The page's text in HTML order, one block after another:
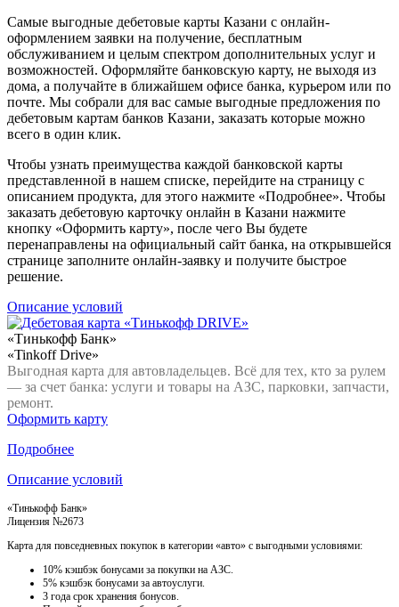
Самые выгодные дебетовые карты Казани с онлайн-
оформлением заявки на получение, бесплатным
обслуживанием и целым спектром дополнительных услуг и
возможностей. Оформляйте банковскую карту, не выходя из
дома, а получайте в ближайшем офисе банка, курьером или по
почте. Мы собрали для вас самые выгодные предложения по
дебетовым картам банков Казани, заказать которые можно
всего в один клик.
Чтобы узнать преимущества каждой банковской карты
представленной в нашем списке, перейдите на страницу с
описанием продукта, для этого нажмите «Подробнее». Чтобы
заказать дебетовую карточку онлайн в Казани нажмите
кнопку «Оформить карту», после чего Вы будете
перенаправлены на официальный сайт банка, на открывшейся
странице заполните онлайн-заявку и получите быстрое
решение.
Описание условий
«Тинькофф Банк»
«Tinkoff Drive»
Выгодная карта для автовладельцев. Всё для тех, кто за рулем
— за счет банка: услуги и товары на АЗС, парковки, запчасти,
ремонт.
Оформить карту
Подробнее
Описание условий
«Тинькофф Банк»
Лицензия №2673
Карта для повседневных покупок в категории «авто» с выгодными условиями:
10% кэшбэк бонусами за покупки на АЗС.
5% кэшбэк бонусами за автоуслуги.
3 года срок хранения бонусов.